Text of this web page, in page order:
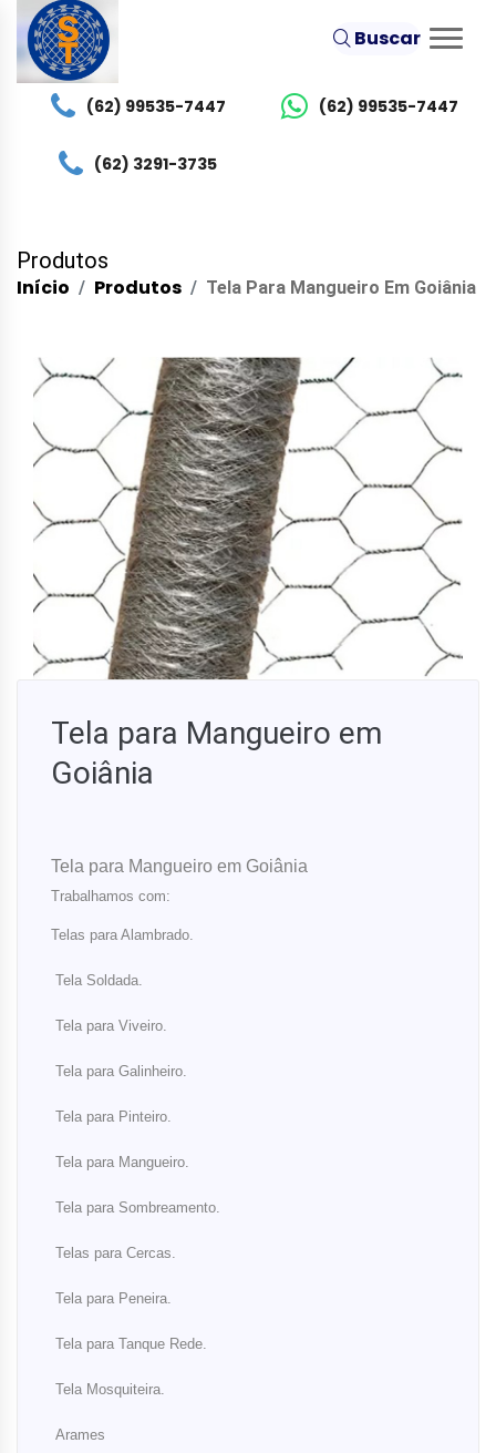
Buscar
(62) 99535-7447 (62) 99535-7447
(62) 3291-3735
Produtos
Início Produtos Tela Para Mangueiro Em Goiânia
Tela para Mangueiro em
Goiânia
Tela para Mangueiro em Goiânia
Trabalhamos com:
Telas para Alambrado.
Tela Soldada.
Tela para Viveiro.
Tela para Galinheiro.
Tela para Pinteiro.
Tela para Mangueiro.
Tela para Sombreamento.
Telas para Cercas.
Tela para Peneira.
Tela para Tanque Rede.
Tela Mosquiteira.
Arames